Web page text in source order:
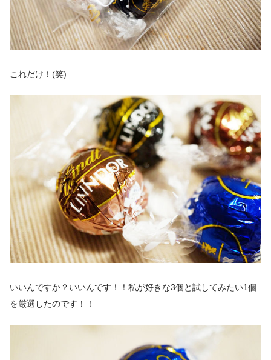
これだけ！(笑)
いいんですか？いいんです！！私が好きな3個と試してみたい1個
を厳選したのです！！